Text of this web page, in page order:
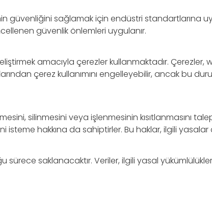
güvenliğini sağlamak için endüstri standartlarına
güvenlik önlemleri uygulanır.
amacıyla çerezler kullanmaktadır.
çerez kullanımını engelleyebilir, ancak bu
silinmesini veya işlenmesinin kısıtlanmasını
isteme hakkına da sahiptirler. Bu haklar, ilgili
sürece saklanacaktır. Veriler, ilgili yasal